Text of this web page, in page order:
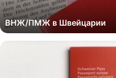
ВНЖ/ПМЖ в Швейцарии